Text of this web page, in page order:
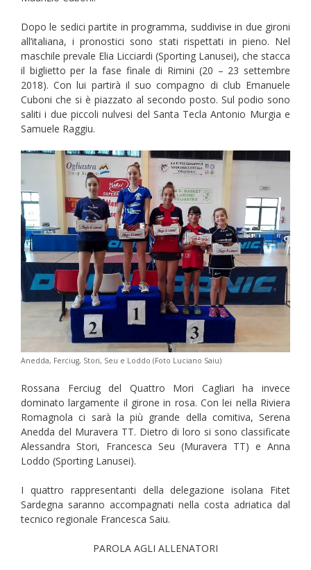
Dopo le sedici partite in programma, suddivise in due gironi
all’italiana, i pronostici sono stati rispettati in pieno. Nel
maschile prevale Elia Licciardi (Sporting Lanusei), che stacca
il biglietto per la fase finale di Rimini (20 – 23 settembre
2018). Con lui partirà il suo compagno di club Emanuele
Cuboni che si è piazzato al secondo posto. Sul podio sono
saliti i due piccoli nulvesi del Santa Tecla Antonio Murgia e
Samuele Raggiu.
Anedda, Ferciug, Stori, Seu e Loddo (Foto Luciano Saiu)
Rossana Ferciug del Quattro Mori Cagliari ha invece
dominato largamente il girone in rosa. Con lei nella Riviera
Romagnola ci sarà la più grande della comitiva, Serena
Anedda del Muravera TT. Dietro di loro si sono classificate
Alessandra Stori, Francesca Seu (Muravera TT) e Anna
Loddo (Sporting Lanusei).
I quattro rappresentanti della delegazione isolana Fitet
Sardegna saranno accompagnati nella costa adriatica dal
tecnico regionale Francesca Saiu.
PAROLA AGLI ALLENATORI